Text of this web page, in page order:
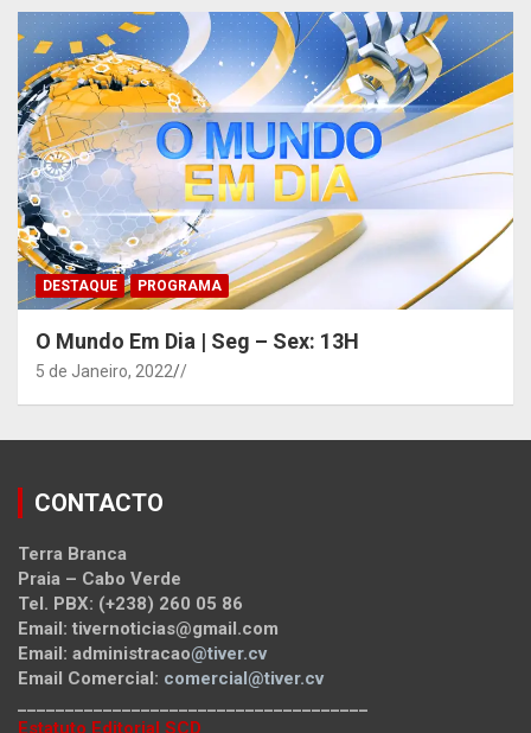
DESTAQUE PROGRAMA
O Mundo Em Dia | Seg – Sex: 13H
5 de Janeiro, 2022 /
CONTACTO
Terra Branca
Praia – Cabo Verde
Tel. PBX: (+238) 260 05 86
Email: tivernoticias@gmail.com
Email: administracao@tiver.cv
Email Comercial: comercial@tiver.cv
Estatuto Editorial SCD